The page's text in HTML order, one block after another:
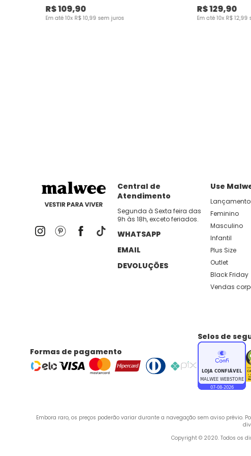
R$109,90
Em até10x R$ 10,99 sem juros
R$129,90
Em até10x R$ 12,99
Central de
Atendimento
Segunda à Sexta feira das
9h às 18h, exceto feriados.
WHATSAPP
EMAIL
DEVOLUÇÕES
Use
Feminino
Masculino
Infantil
Plus Size
Outlet
Black Friday
Vendas
Formas de pagamento
Selos de
Embora raro, os preços poderão variar durante a navegação sem aviso prévio.
Copyright © 2020. Todos os